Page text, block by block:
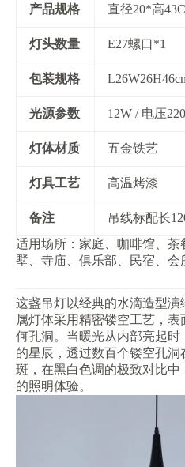
​产品规格​ 直径20*高
​灯头数量​ E27螺口*1
​包装规格​
​光源参数​ 12W / 电压
​灯体材质​ 五金铁艺
​灯具工艺​ 高温烤漆
​备注​
吊线标配长
适用场所：家庭、咖啡馆、茶
墅、寺庙、俱乐部、民宿、会
这盏吊灯以经典的水滴造型演
属灯体采用精密镂空工艺，
何孔洞。当暖光从内部亮起时
的星辰，透过数百个镂空孔
斑，在黑白色调的极致对比中
的照明体验。